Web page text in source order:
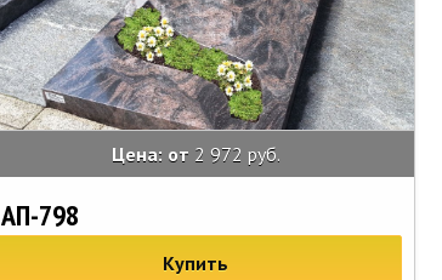
Цена: от 2 972 руб.
АП-798
Купить